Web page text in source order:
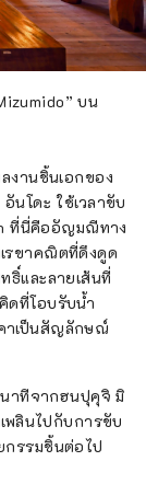
บน
งานชิ้นเอกของ
นโดะ ใช้เวลาขับ
ที่นี่คืออัญมณีทาง
รขาคณิตที่ดึงดูด
ธิ์และลายเส้นที่
ดที่โอบรับน้ำ
าเป็นสัญลักษณ์
นาทีจากฮนปุคุจิ มิ
พลินไปกับการขับ
กรรมชิ้นต่อไป